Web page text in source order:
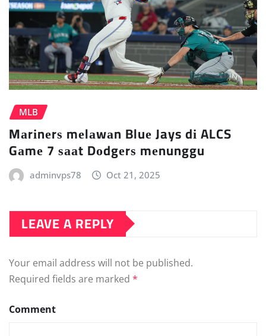
MLB
Mаrіnеrѕ mеlаwаn Bluе Jays dі ALCS
Gаmе 7 ѕааt Dоdgеrѕ mеnunggu
adminvps78 Oct 21, 2025
LEAVE A REPLY
Your email address will not be published.
Required fields are marked *
Comment